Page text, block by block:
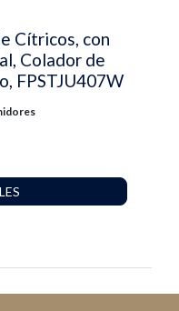
Cítricos, con
Colador de
FPSTJU407W